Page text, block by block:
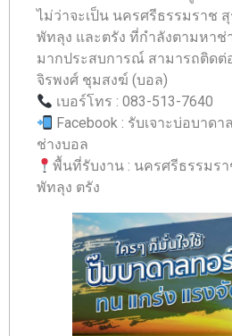
ไม่ว่าจะเป็น นครศรีธรรมราช
พัทลุง และตรัง ที่กำลังตามหาช่
มากประสบการณ์ สามารถติดต่
จิรพงศ์ ชุมสงฆ์ (บอล)
เบอร์โทร : 083-513-7640
Facebook : รับเจาะบ่อบาด
ช่างบอล
พื้นที่รับงาน : นครศรีธรรมร
พัทลุง ตรัง